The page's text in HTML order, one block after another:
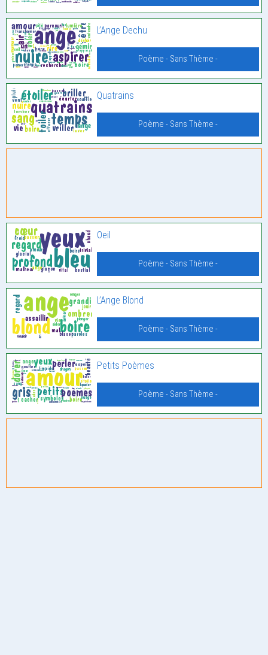
L’Ange Dechu
Poème - Sans Thème -
Quatrains
Poème - Sans Thème -
Oeil
Poème - Sans Thème -
L’Ange Blond
Poème - Sans Thème -
Petits Poèmes
Poème - Sans Thème -